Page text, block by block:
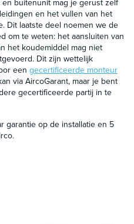
buitenunit mag je gerust zelf
en het vullen van het
Dit laatste deel noemen we de
om te weten: het aansluiten van
het koudemiddel mag niet
Dit zijn wettelijk
een gecertificeerde monteur
via AircoGarant, maar je bent
gecertificeerde partij in te
garantie op de installatie en 5